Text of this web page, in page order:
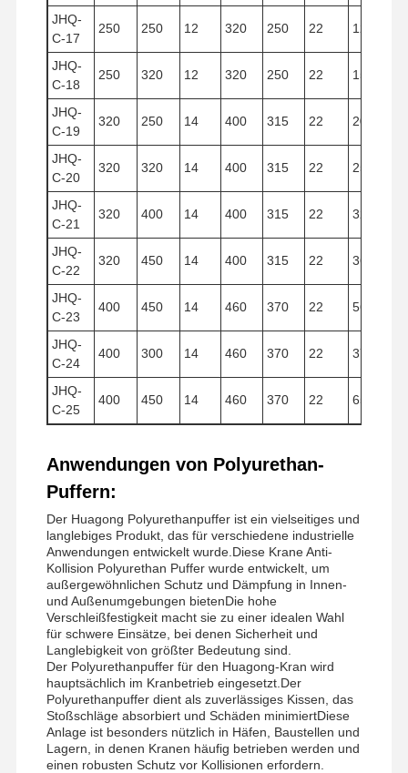
JHQ-
C-17
250 250 12 320 250 22 12.266
JHQ-
C-18
250 320 12 320 250 22 15.700
JHQ-
C-19
320 250 14 400 315 22 20.096
JHQ-
C-20
320 320 14 400 315 22 25.732
JHQ-
C-21
320 400 14 400 315 22 32.154
JHQ-
C-22
320 450 14 400 315 22 36.170
JHQ-
C-23
400 450 14 460 370 22 56.500
JHQ-
C-24
400 300 14 460 370 22 37.700
JHQ-
C-25
400 450 14 460 370 22 65.300
Anwendungen von Polyurethan-
Puffern:
Der Huagong Polyurethanpuffer ist ein vielseitiges und
langlebiges Produkt, das für verschiedene industrielle
Anwendungen entwickelt wurde.Diese Krane Anti-
Kollision Polyurethan Puffer wurde entwickelt, um
außergewöhnlichen Schutz und Dämpfung in Innen-
und Außenumgebungen bietenDie hohe
Verschleißfestigkeit macht sie zu einer idealen Wahl
für schwere Einsätze, bei denen Sicherheit und
Langlebigkeit von größter Bedeutung sind.
Der Polyurethanpuffer für den Huagong-Kran wird
hauptsächlich im Kranbetrieb eingesetzt.Der
Polyurethanpuffer dient als zuverlässiges Kissen, das
Stoßschläge absorbiert und Schäden minimiertDiese
Anlage ist besonders nützlich in Häfen, Baustellen und
Lagern, in denen Kranen häufig betrieben werden und
einen robusten Schutz vor Kollisionen erfordern.